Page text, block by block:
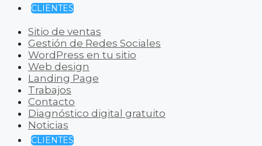
CLIENTES
Sitio de ventas
Gestión de Redes Sociales
WordPress en tu sitio
Web design
Landing Page
Trabajos
Contacto
Diagnóstico digital gratuito
Noticias
CLIENTES